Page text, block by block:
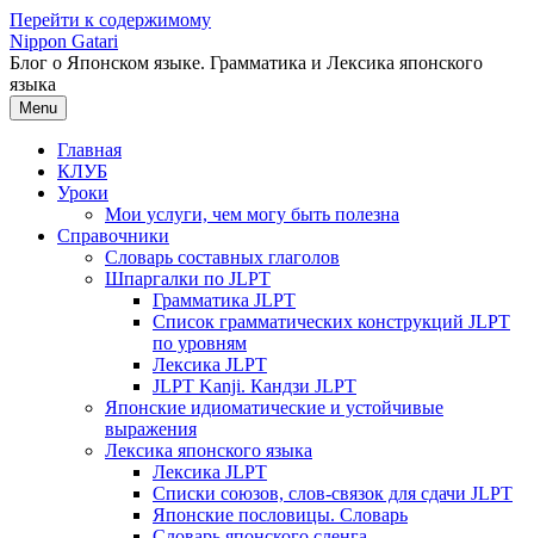
Перейти к содержимому
Nippon Gatari
Блог о Японском языке. Грамматика и Лексика японского
языка
Menu
Главная
КЛУБ
Уроки
Мои услуги, чем могу быть полезна
Справочники
Словарь составных глаголов
Шпаргалки по JLPT
Грамматика JLPT
Список грамматических конструкций JLPT
по уровням
Лексика JLPT
JLPT Kanji. Кандзи JLPT
Японские идиоматические и устойчивые
выражения
Лексика японского языка
Лексика JLPT
Списки союзов, слов-связок для сдачи JLPT
Японские пословицы. Словарь